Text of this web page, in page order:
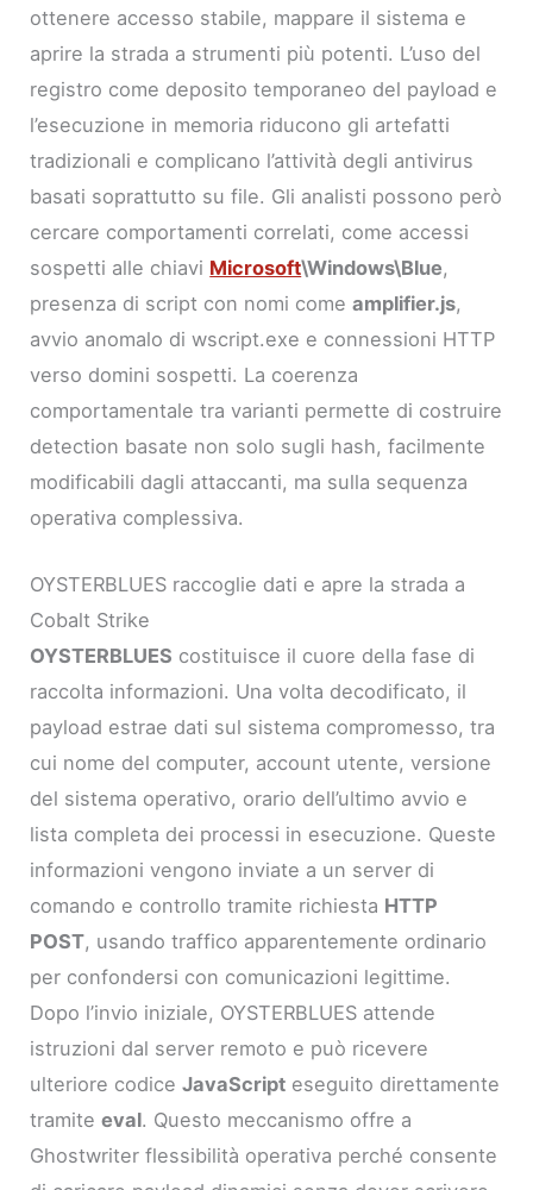
ottenere accesso stabile, mappare il sistema e
aprire la strada a strumenti più potenti. L’uso del
registro come deposito temporaneo del payload e
l’esecuzione in memoria riducono gli artefatti
tradizionali e complicano l’attività degli antivirus
basati soprattutto su file. Gli analisti possono però
cercare comportamenti correlati, come accessi
sospetti alle chiavi Microsoft\Windows\Blue,
presenza di script con nomi comeamplifier.js,
avvio anomalo di wscript.exe e connessioni HTTP
verso domini sospetti. La coerenza
comportamentale tra varianti permette di costruire
detection basate non solo sugli hash, facilmente
modificabili dagli attaccanti, ma sulla sequenza
operativa complessiva.
OYSTERBLUES raccoglie dati e apre la strada a
Cobalt Strike
OYSTERBLUES costituisce il cuore della fase di
raccolta informazioni. Una volta decodificato, il
payload estrae dati sul sistema compromesso, tra
cui nome del computer, account utente, versione
del sistema operativo, orario dell’ultimo avvio e
lista completa dei processi in esecuzione. Queste
informazioni vengono inviate a un server di
comando e controllo tramite richiesta HTTP
POST, usando traffico apparentemente ordinario
per confondersi con comunicazioni legittime.
Dopo l’invio iniziale, OYSTERBLUES attende
istruzioni dal server remoto e può ricevere
ulteriore codiceJavaScript eseguito direttamente
tramiteeval. Questo meccanismo offre a
Ghostwriter flessibilità operativa perché consente